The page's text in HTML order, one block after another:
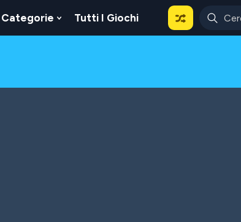
Categorie
Show
Submenu
Tutti I Giochi